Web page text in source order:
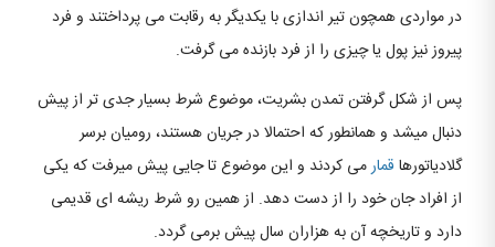
در مواردی همچون تیر اندازی با یکدیگر به رقابت می پرداختند و فرد
پیروز نیز پول یا چیزی را از فرد بازنده می گرفت.
پس از شکل گرفتن تمدن بشریت، موضوع شرط بسیار جدی تر از پیش
دنبال میشد و همانطور که احتمالا در جریان هستند، رومیان برسر
گلادیاتورها قمارمی کردند و این موضوع تا جایی پیش میرفت که یکی
از افراد جان خود را از دست دهد. از همین رو شرط ریشه ای قدیمی
دارد و تاریخچه آن به هزاران سال پیش برمی گردد.